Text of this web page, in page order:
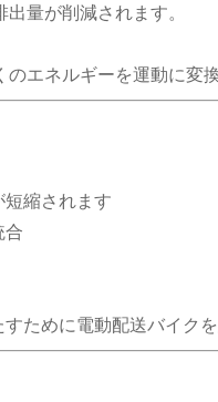
量が削減されます。
エネルギーを運動に変換
縮されます
合
ために電動配送バイク